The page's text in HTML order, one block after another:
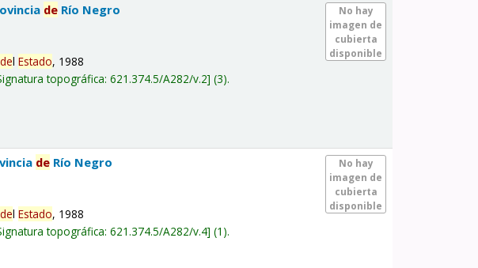
No hay
imagen de
cubierta
disponible
de Río Negro
delEstado, 1988
topográfica:621.374.5/A282/v.2 (3).
No hay
imagen de
cubierta
disponible
de Río Negro
delEstado, 1988
topográfica:621.374.5/A282/v.4 (1).